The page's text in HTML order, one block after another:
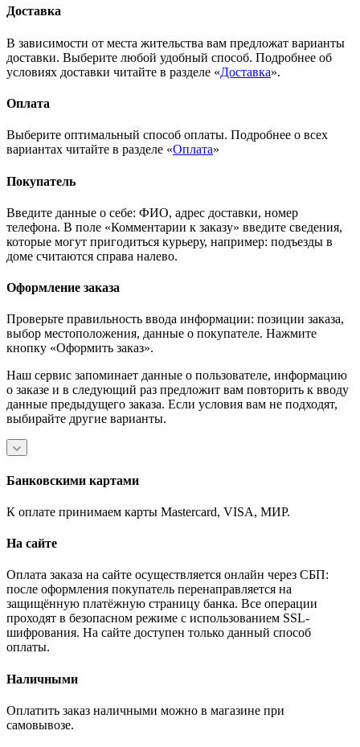
Доставка
В зависимости от места жительства вам предложат варианты
доставки. Выберите любой удобный способ. Подробнее об
условиях доставки читайте в разделе «Доставка».
Оплата
Выберите оптимальный способ оплаты. Подробнее о всех
вариантах читайте в разделе «Оплата»
Покупатель
Введите данные о себе: ФИО, адрес доставки, номер
телефона. В поле «Комментарии к заказу» введите сведения,
которые могут пригодиться курьеру, например: подъезды в
доме считаются справа налево.
Оформление заказа
Проверьте правильность ввода информации: позиции заказа,
выбор местоположения, данные о покупателе. Нажмите
кнопку «Оформить заказ».
Наш сервис запоминает данные о пользователе, информацию
о заказе и в следующий раз предложит вам повторить к вводу
данные предыдущего заказа. Если условия вам не подходят,
выбирайте другие варианты.
Банковскими картами
К оплате принимаем карты Mastercard, VISA, МИР.
На сайте
Оплата заказа на сайте осуществляется онлайн через СБП:
после оформления покупатель перенаправляется на
защищённую платёжную страницу банка. Все операции
проходят в безопасном режиме с использованием SSL-
шифрования. На сайте доступен только данный способ
оплаты.
Наличными
Оплатить заказ наличными можно в магазине при
самовывозе.